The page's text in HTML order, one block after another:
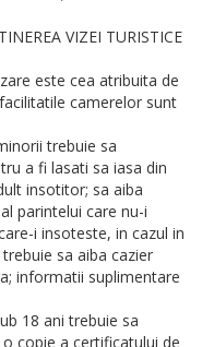
VIZEI TURISTICE
este cea atribuita de
camerelor sunt
trebuie sa
a fi lasati sa iasa din
insotitor; sa aiba
parintelui care nu-i
i insoteste, in cazul in
sa aiba cazier
informatii suplimentare
18 ani trebuie sa
copie a certificatului de